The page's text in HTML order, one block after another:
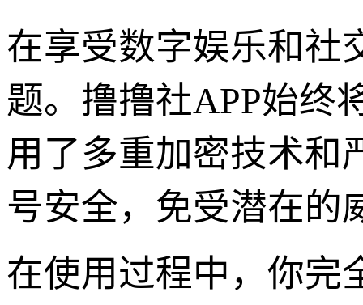
在享受数字娱乐和社
题。撸撸社APP始终
用了多重加密技术和
号安全，免受潜在的
在使用过程中，你完